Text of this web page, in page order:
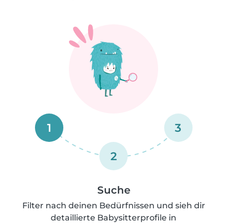
1
2
3
Suche
Filter nach deinen Bedürfnissen und sieh dir
detaillierte Babysitterprofile in